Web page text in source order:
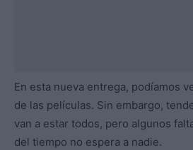
En esta nueva entrega, podíamos
de las películas. Sin embargo,
van a estar todos, pero algunos
del tiempo no espera a nadie.